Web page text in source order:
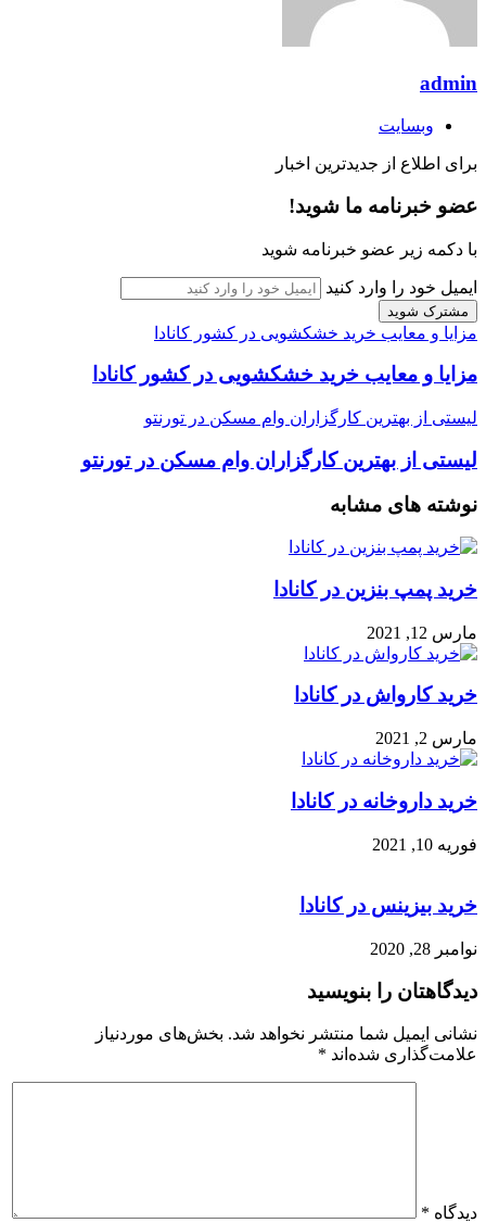
admin
وبسایت
برای اطلاع از جدیدترین اخبار
عضو خبرنامه ما شوید!
با دکمه زیر عضو خبرنامه شوید
ایمیل خود را وارد کنید
مزایا و معایب خرید خشکشویی در کشور کانادا
مزایا و معایب خرید خشکشویی در کشور کانادا
لیستی از بهترین کارگزاران وام مسکن در تورنتو
لیستی از بهترین کارگزاران وام مسکن در تورنتو
نوشته های مشابه
خرید پمپ بنزین در کانادا
مارس 12, 2021
خرید کارواش در کانادا
مارس 2, 2021
خرید داروخانه در کانادا
فوریه 10, 2021
خرید بیزینس در کانادا
نوامبر 28, 2020
دیدگاهتان را بنویسید
نشانی ایمیل شما منتشر نخواهد شد. بخش‌های موردنیاز
علامت‌گذاری شده‌اند *
دیدگاه *